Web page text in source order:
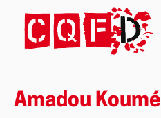
Amadou Koumé